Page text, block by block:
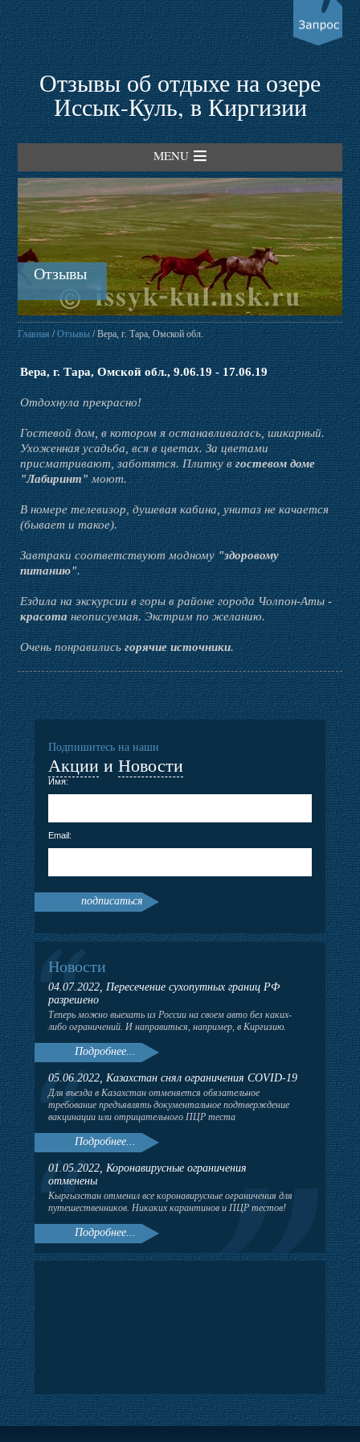
Отзывы об отдыхе на озере
Иссык-Куль, в Киргизии
MENU
Главная
Гостевые дома
Пансионаты
Трансферы
Фото
Отзывы
Контакты
Новости
Веб-камера
Отзывы
Главная /Отзывы/ Вера, г. Тара, Омской обл.
Вера, г. Тара, Омской обл., 9.06.19 - 17.06.19
Отдохнула прекрасно!
Гостевой дом, в котором я останавливалась, шикарный.
Ухоженная усадьба, вся в цветах. За цветами
присматривают, заботятся. Плитку вгостевом доме
"Лабиринт"моют.
В номере телевизор, душевая кабина, унитаз не качается
(бывает и такое).
Завтраки соответствуют модному"здоровому
питанию".
Ездила на экскурсии в горы в районе города Чолпон-Аты -
красота неописуемая. Экстрим по желанию.
Очень понравилисьгорячие источники.
Подпишитесь на наши
Акции и Новости
Имя:
Email:
подписаться
Новости
04.07.2022, Пересечение сухопутных границ РФ
разрешено
Теперь можно выехать из России на своем авто без каких-
либо ограничений. И направиться, например, в Киргизию.
Подробнее...
05.06.2022, Казахстан снял ограничения COVID-19
Для въезда в Казахстан отменяется обязательное
требование предъявлять документальное подтверждение
вакцинации или отрицательного ПЦР теста
Подробнее...
01.05.2022, Коронавирусные ограничения
отменены
Кыргызстан отменил все коронавирусные ограничения для
путешественников. Никаких карантинов и ПЦР тестов!
Подробнее...